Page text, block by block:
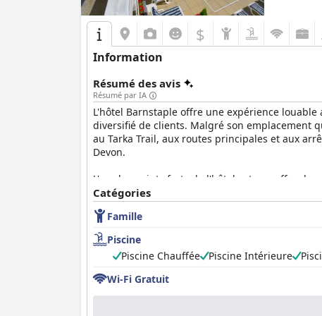
impressionnants et un environnement
$
Information
Résumé des avis
Résumé par IA
L'hôtel Barnstaple offre une expérience
diversifié de clients. Malgré son emplacement
au Tarka Trail, aux routes principales et aux
Devon.
L'un des points forts de l'hôtel est son offre de
fois des options de buffet et de plats préparés
complète davantage l'expérience culinaire, le
agréable.
Les chambres de l'hôtel Barnstaple sont
modernes et la décoration rénovée. La
personnel, amical et professionnel, a été noté
Les installations de loisirs de l'hôtel,
et agréable. Les piscines sont fréquemment
Catégories
Famille
Piscine
Piscine Chauffée
Piscine Intérieure
Wi-Fi Gratuit